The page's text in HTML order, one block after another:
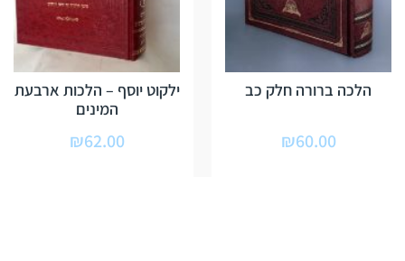
הלכה ברורה חלק כב
₪60.00
ילקוט יוסף – הלכות ארבעת
המינים
₪62.00